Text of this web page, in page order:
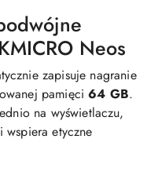
Neos
zapisuje nagranie
pamięci64 GB.
na wyświetlaczu,
etyczne